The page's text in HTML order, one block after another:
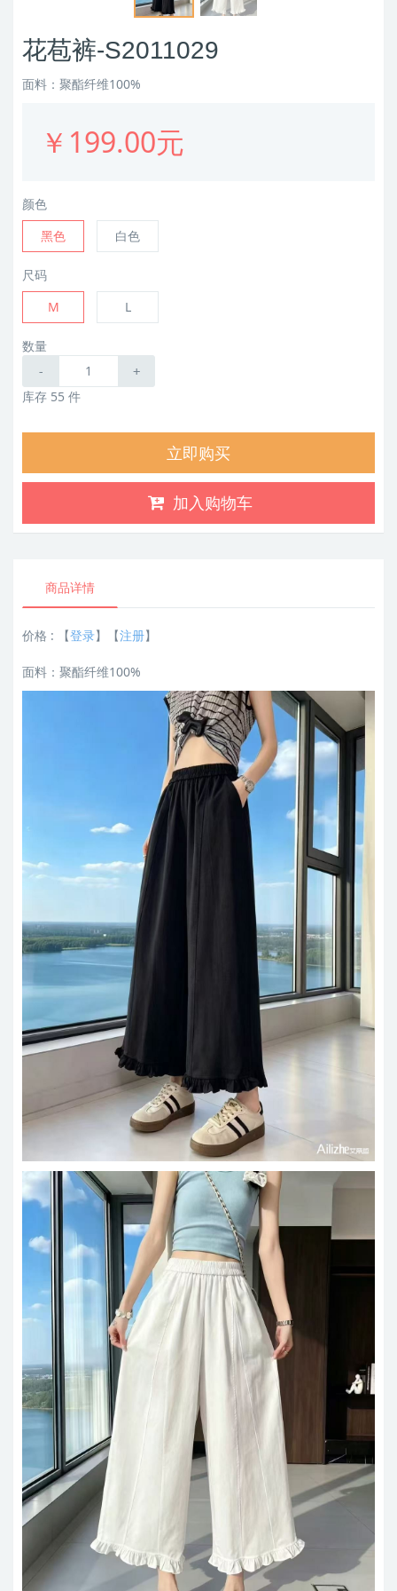
花苞裤-S2011029
面料：聚酯纤维100%
￥199.00元
颜色
黑色
白色
尺码
M
L
数量
- +
库存 55 件
立即购买
加入购物车
商品详情
价格 : 【登录】【注册】
面料：聚酯纤维100%